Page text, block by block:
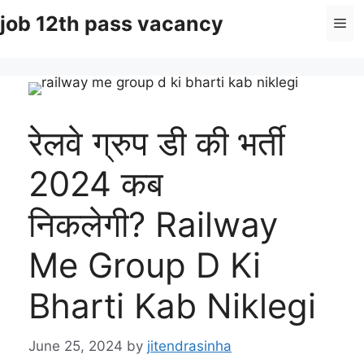
to
job 12th pass vacancy
रेलवे ग्रुप डी की भर्ती
2024 कब
निकलेगी? Railway
Me Group D Ki
Bharti Kab Niklegi
June 25, 2024 by jitendrasinha